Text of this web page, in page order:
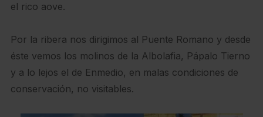
el rico aove.
Por la ribera nos dirigimos al Puente Romano y desde
éste vemos los molinos de la Albolafia, Pápalo Tierno
y a lo lejos el de Enmedio, en malas condiciones de
conservación, no visitables.